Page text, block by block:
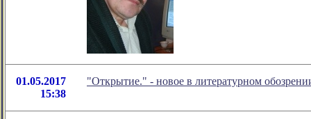
01.05.2017
15:38
"Открытие." - новое в литературном